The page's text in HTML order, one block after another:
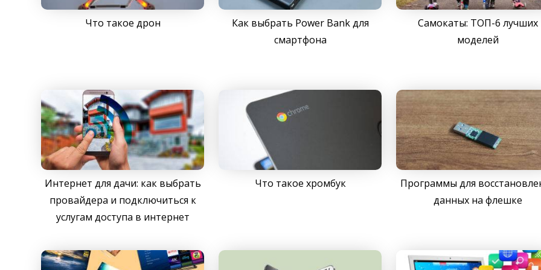
Что такое дрон
Как выбрать Power Bank для
смартфона
Самокаты: ТОП-6 лучших
моделей
Интернет для дачи: как выбрать
провайдера и подключиться к
услугам доступа в интернет
Что такое хромбук
Программы для
данных на флешке